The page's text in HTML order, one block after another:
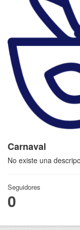
Carnaval
No existe una
Seguidores
0